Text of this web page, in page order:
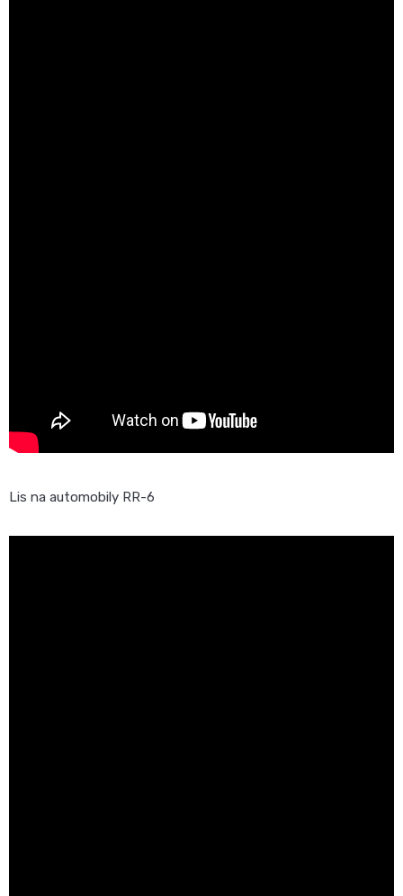
Lis na automobily RR-6